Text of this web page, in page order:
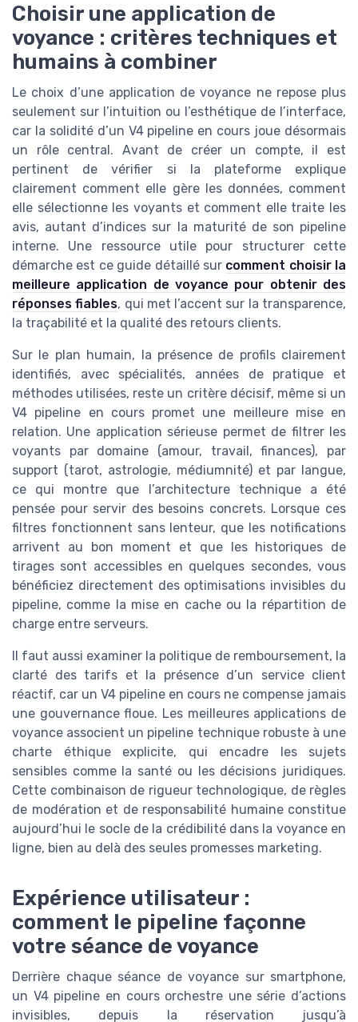
Choisir une application de
voyance : critères techniques et
humains à combiner
Le choix d’une application de voyance ne repose plus
seulement sur l’intuition ou l’esthétique de l’interface,
car la solidité d’un V4 pipeline en cours joue désormais
un rôle central. Avant de créer un compte, il est
pertinent de vérifier si la plateforme explique
clairement comment elle gère les données, comment
elle sélectionne les voyants et comment elle traite les
avis, autant d’indices sur la maturité de son pipeline
interne. Une ressource utile pour structurer cette
démarche est ce guide détaillé sur comment choisir la
meilleure application de voyance pour obtenir des
réponses fiables, qui met l’accent sur la transparence,
la traçabilité et la qualité des retours clients.
Sur le plan humain, la présence de profils clairement
identifiés, avec spécialités, années de pratique et
méthodes utilisées, reste un critère décisif, même si un
V4 pipeline en cours promet une meilleure mise en
relation. Une application sérieuse permet de filtrer les
voyants par domaine (amour, travail, finances), par
support (tarot, astrologie, médiumnité) et par langue,
ce qui montre que l’architecture technique a été
pensée pour servir des besoins concrets. Lorsque ces
filtres fonctionnent sans lenteur, que les notifications
arrivent au bon moment et que les historiques de
tirages sont accessibles en quelques secondes, vous
bénéficiez directement des optimisations invisibles du
pipeline, comme la mise en cache ou la répartition de
charge entre serveurs.
Il faut aussi examiner la politique de remboursement, la
clarté des tarifs et la présence d’un service client
réactif, car un V4 pipeline en cours ne compense jamais
une gouvernance floue. Les meilleures applications de
voyance associent un pipeline technique robuste à une
charte éthique explicite, qui encadre les sujets
sensibles comme la santé ou les décisions juridiques.
Cette combinaison de rigueur technologique, de règles
de modération et de responsabilité humaine constitue
aujourd’hui le socle de la crédibilité dans la voyance en
ligne, bien au delà des seules promesses marketing.
Expérience utilisateur :
comment le pipeline façonne
votre séance de voyance
Derrière chaque séance de voyance sur smartphone,
un V4 pipeline en cours orchestre une série d’actions
invisibles, depuis la réservation jusqu’à